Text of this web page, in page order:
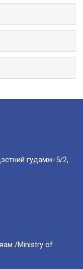
гудамж-5/2,
яам /Ministry of